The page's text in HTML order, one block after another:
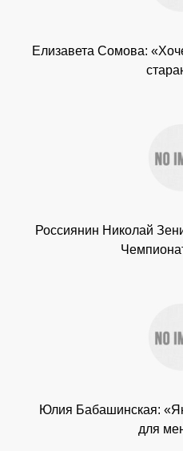
Елизавета Сомова:
Россиянин Николай
Юлия Бабашинская:
для